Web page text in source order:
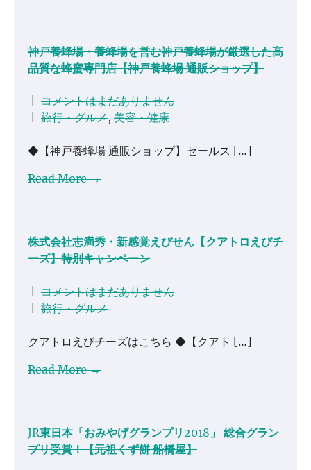
神戸養蜂場・養蜂場を営む神戸養蜂場が厳選した高
品質な蜂蜜専門店【神戸養蜂場 通販ショップ】
コメントはまだありません
旅行・グルメ, 美容・健康
◆【神戸養蜂場 通販ショップ】セールス […]
Read More →
株式会社志満秀・新感覚えびせん【クアトロえびチ
ーズ】特別キャンペーン
コメントはまだありません
旅行・グルメ
クアトロえびチーズはこちら ◆【クアト […]
Read More →
JR東日本「おみやげグランプリ2018」 総合グラン
プリ受賞！【元祖くず餅 船橋屋】